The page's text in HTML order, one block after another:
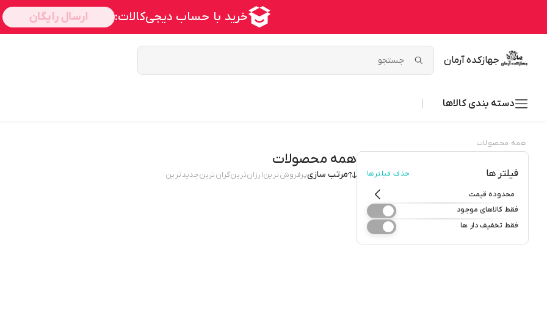
جهازکده آرمان
دسته بندی کالاها
همه محصولات
فیلتر ها حذف فیلترها
محدوده قیمت
فقط کالاهای موجود
فقط تخفیف دار ها
همه محصولات
مرتب سازیپرفروش‌ترینارزان‌ترینگران‌ترینجدید‌ترین